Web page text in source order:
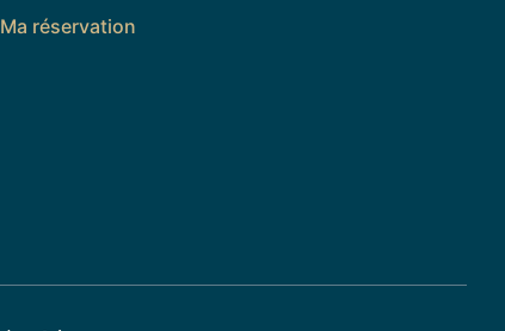
Ma réservation